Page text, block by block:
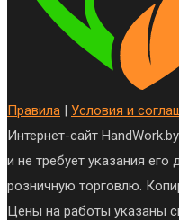
Правила | Условия и
Интернет-сайт
и не требует указания
розничную торговлю.
Цены на работы указаны